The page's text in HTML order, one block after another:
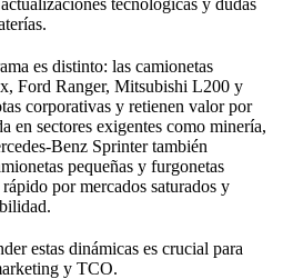
es distinto: las camionetas
Ford Ranger, Mitsubishi L200 y
corporativas y retienen valor por
en sectores exigentes como minería,
Sprinter también
pequeñas y furgonetas
por mercados saturados y
estas dinámicas es crucial para
y TCO.